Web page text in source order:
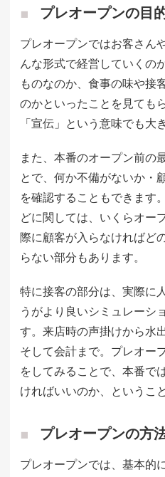
プレオープンの目
プレオープンではお客さん
んな形式で経営していくの
ものなのか、食事の味や接
のかといったことを見ても
「宣伝」という意味でも大
また、本番のオープン前の
とで、何か不備がないか・
を確認することもできます
どに関しては、いくらオー
際に顧客が入らなければど
らない部分もあります。
特に接客の部分は、実際に
うがより良いシミュレーシ
す。来店時の声掛けから水
そして会計まで。プレオー
をしてみることで、本番で
ければいいのか、というこ
プレオープンの方
プレオープンでは、基本的